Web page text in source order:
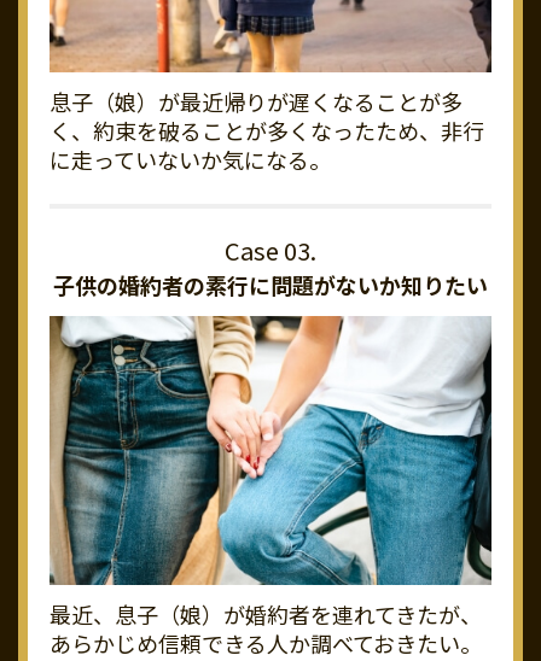
息子（娘）が最近帰りが遅くなることが多
く、約束を破ることが多くなったため、非行
に走っていないか気になる。
子供の婚約者の素行に問題がないか知りたい
最近、息子（娘）が婚約者を連れてきたが、
あらかじめ信頼できる人か調べておきたい。